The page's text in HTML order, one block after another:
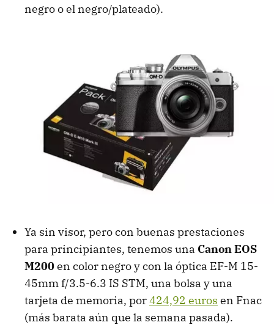
negro o el negro/plateado).
Ya sin visor, pero con buenas prestaciones
para principiantes, tenemos una Canon EOS
M200en color negro y con la óptica EF-M 15-
45mm f/3.5-6.3 IS STM, una bolsa y una
tarjeta de memoria, por424,92 euros en Fnac
(más barata aún que la semana pasada).